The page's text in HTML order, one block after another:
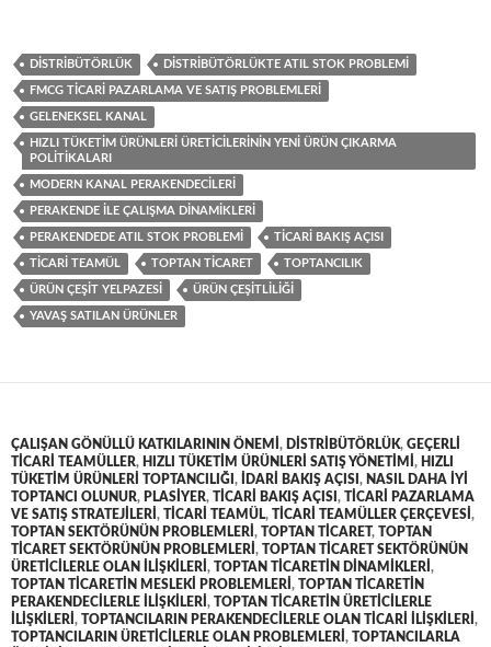
DISTRIBÜTÖRLÜK DISTRIBÜTÖRLÜKTE ATIL STOK PROBLEMI
FMCG TICARI PAZARLAMA VE SATIŞ PROBLEMLERI
GELENEKSEL KANAL
HIZLI TÜKETIM ÜRÜNLERI ÜRETICILERININ YENI ÜRÜN ÇIKARMA
POLITIKALARI
MODERN KANAL PERAKENDECILERI
PERAKENDE ILE ÇALIŞMA DINAMIKLERI
PERAKENDEDE ATIL STOK PROBLEMI TICARI BAKIŞ AÇISI
TICARI TEAMÜL TOPTAN TICARET TOPTANCILIK
ÜRÜN ÇEŞIT YELPAZESI ÜRÜN ÇEŞITLILIĞI
YAVAŞ SATILAN ÜRÜNLER
ÇALIŞAN GÖNÜLLÜ KATKILARININ ÖNEMI , DISTRIBÜTÖRLÜK, GEÇERLI
TICARI TEAMÜLLER, HIZLI TÜKETIM ÜRÜNLERI SATIŞ YÖNETIMI , HIZLI
TÜKETIM ÜRÜNLERI TOPTANCILIĞI , IDARI BAKIŞ AÇISI , NASIL DAHA IYI
TOPTANCI OLUNUR, PLASIYER, TICARI BAKIŞ AÇISI , TICARI PAZARLAMA
VE SATIŞ STRATEJILERI , TICARI TEAMÜL, TICARI TEAMÜLLER ÇERÇEVESI ,
TOPTAN SEKTÖRÜNÜN PROBLEMLERI , TOPTAN TICARET, TOPTAN
TICARET SEKTÖRÜNÜN PROBLEMLERI , TOPTAN TICARET SEKTÖRÜNÜN
ÜRETICILERLE OLAN ILIŞKILERI , TOPTAN TICARETIN DINAMIKLERI ,
TOPTAN TICARETIN MESLEKI PROBLEMLERI , TOPTAN TICARETIN
PERAKENDECILERLE ILIŞKILERI , TOPTAN TICARETIN ÜRETICILERLE
ILIŞKILERI , TOPTANCILARIN PERAKENDECILERLE OLAN TICARI ILIŞKILERI ,
TOPTANCILARIN ÜRETICILERLE OLAN PROBLEMLERI , TOPTANCILARLA